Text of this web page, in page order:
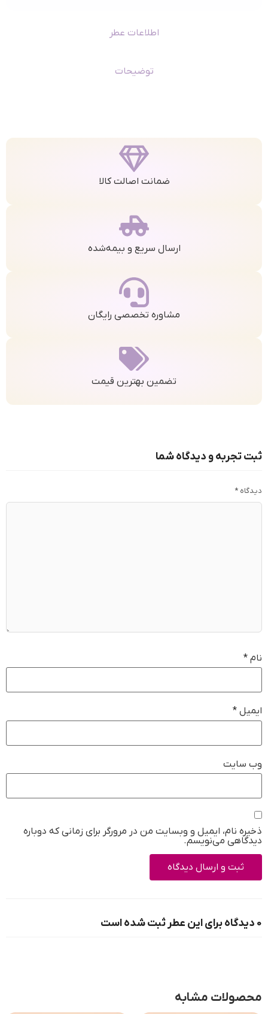
اطلاعات عطر
توضیحات
ضمانت اصالت کالا
ارسال سریع و بیمه‌شده
مشاوره تخصصی رایگان
تضمین بهترین قیمت
ثبت تجربه و دیدگاه شما
دیدگاه *
نام *
ایمیل *
وب‌ سایت
ذخیره نام، ایمیل و وبسایت من در مرورگر برای زمانی که دوباره
دیدگاهی می‌نویسم.
0 دیدگاه برای این عطر ثبت شده است
محصولات مشابه